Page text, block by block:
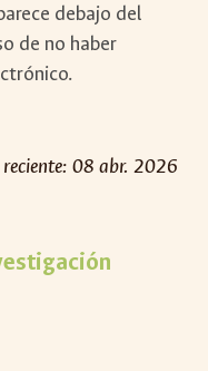
debajo del
de no haber
08 abr. 2026